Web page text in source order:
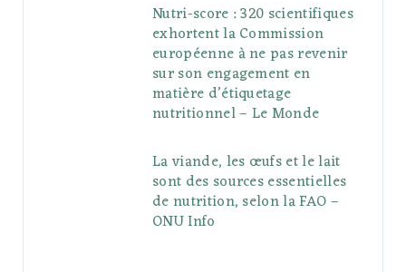
Nutri-score : 320 scientifiques
exhortent la Commission
européenne à ne pas revenir
sur son engagement en
matière d’étiquetage
nutritionnel – Le Monde
La viande, les œufs et le lait
sont des sources essentielles
de nutrition, selon la FAO –
ONU Info